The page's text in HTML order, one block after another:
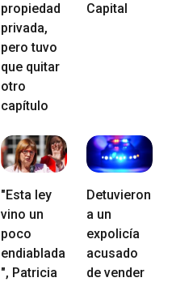
propiedad
privada,
pero tuvo
que quitar
otro
capítulo
Capital
"Esta ley
vino un
poco
endiablada
", Patricia
Detuvieron
a un
expolicía
acusado
de vender